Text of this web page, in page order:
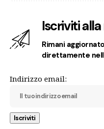
Iscriviti
Rimani
direttamente
Indirizzo email: